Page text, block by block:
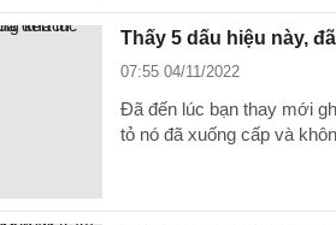
Thấy 5 dấu hiệu này,
07:55 04/11/2022
Đã đến lúc bạn thay mới
tỏ nó đã xuống cấp và